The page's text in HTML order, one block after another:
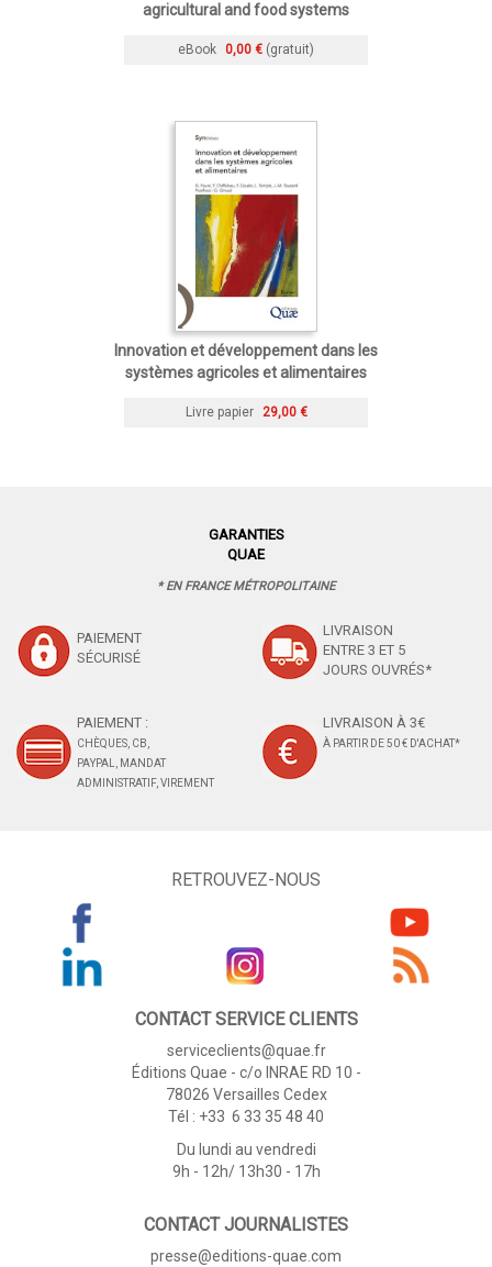
agricultural and food systems
eBook 0,00 € (gratuit)
Innovation et développement dans les
systèmes agricoles et alimentaires
Livre papier 29,00 €
GARANTIES
QUAE
* EN FRANCE MÉTROPOLITAINE
PAIEMENT
SÉCURISÉ
LIVRAISON
ENTRE 3 ET 5
JOURS OUVRÉS*
PAIEMENT :
CHÈQUES, CB,
PAYPAL, MANDAT
ADMINISTRATIF, VIREMENT
LIVRAISON À 3€
À PARTIR DE 50 € D'ACHAT*
RETROUVEZ-NOUS
CONTACT SERVICE CLIENTS
serviceclients@quae.fr
Éditions Quae - c/o INRAE RD 10 -
78026 Versailles Cedex
Tél : +33 6 33 35 48 40
Du lundi au vendredi
9h - 12h/ 13h30 - 17h
CONTACT JOURNALISTES
presse@editions-quae.com